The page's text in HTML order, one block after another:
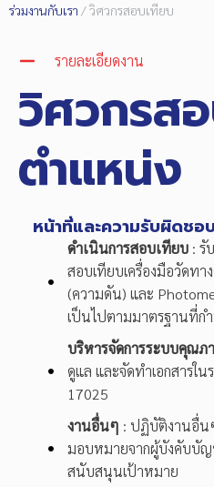
ร่วมงานกับเรา / วิศวกรสอบเทียบ
รายละเอียดงาน
วิศวกรส
ตำแหน่ง
หน้าที่และความรับผิดชอ
ดำเนินการสอบเทียบ: รั
สอบเทียบเครื่องมือวัดทา
(ความดัน) และ
เป็นไปตามมาตรฐานที่ก
บริหารจัดการระบบคุณภ
ดูแล และจัดทำเอกสารใน
17025
งานอื่นๆ : ปฏิบัติงานอื่น
มอบหมายจากผู้บังคับบัญ
สนับสนุนเป้าหมาย